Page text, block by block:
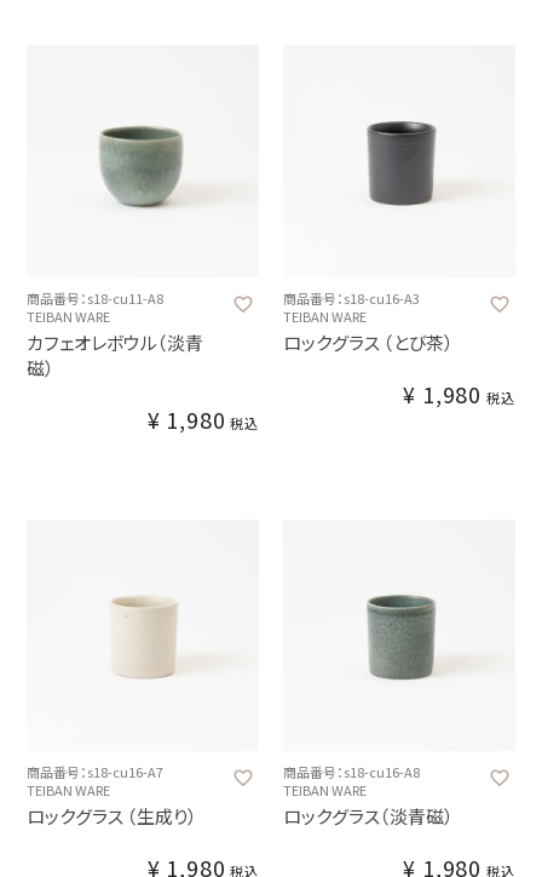
商品番号：s18-cu11-A8
TEIBAN WARE
カフェオレボウル（淡青
磁）
¥ 1,980 税込
商品番号：s18-cu16-A3
TEIBAN WARE
ロックグラス （とび茶）
¥ 1,980 税込
商品番号：s18-cu16-A7
TEIBAN WARE
ロックグラス （生成り）
¥ 1,980 税込
商品番号：s18-cu16-A8
TEIBAN WARE
ロックグラス（淡青磁）
¥ 1,980 税込